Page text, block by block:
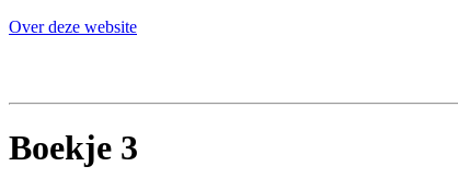
Over deze website
Boekje 3